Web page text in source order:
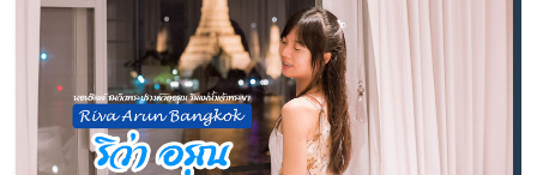
ที่พัก
มากมาย
ท่อง
เที่ยว